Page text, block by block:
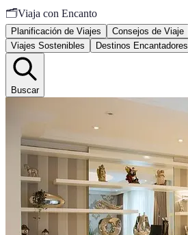
🗂️Viaja con Encanto
Planificación de Viajes Consejos de Viaje
Viajes Sostenibles
Destinos Encantadores
Buscar